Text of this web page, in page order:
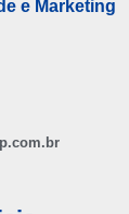
e Marketing